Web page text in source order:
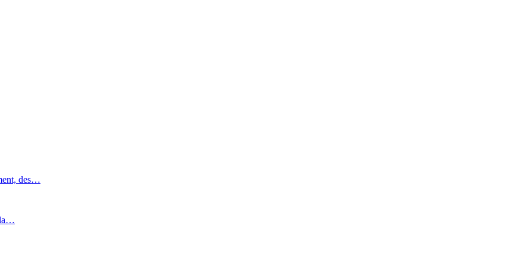
des…
la…